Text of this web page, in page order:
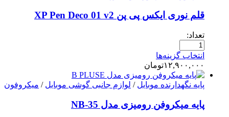
قلم نوری ایکس پی پن XP Pen Deco 01 v2
تعداد:
انتخاب گزینه‌ها
۱۲,۹۰۰,۰۰۰تومان
پایه نگهدارنده موبایل / لوازم جانبی گوشی موبایل / میکروفون
پایه میکروفن رومیزی مدل NB-35